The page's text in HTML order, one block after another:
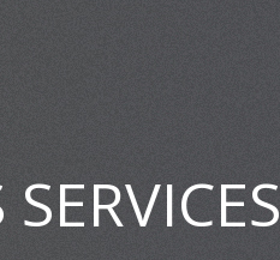
SERVICES